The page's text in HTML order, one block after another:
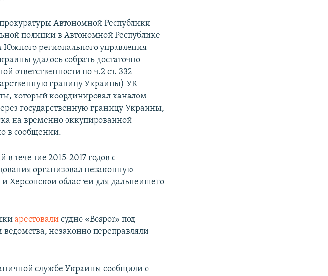
Автономной Республики
полиции в Автономной Республике
регионального управления
удалось собрать достаточно
ответственности по ч.2 ст. 332
границу Украины) УК
который координировал каналом
государственную границу Украины,
на временно оккупированной
в сообщении.
в течение 2015-2017 годов с
организовал незаконную
Херсонской областей для дальнейшего
арестовали судно «Bospor» под
незаконно переправляли
службе Украины сообщили о